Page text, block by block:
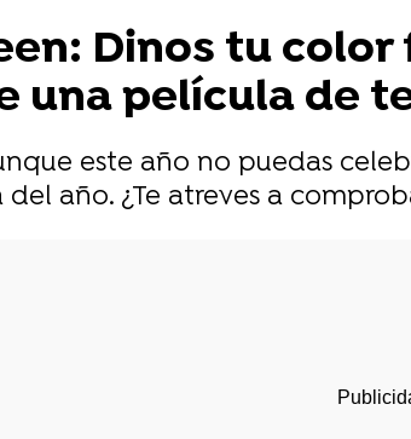
Dinos tu
una película de
este año no puedas
año. ¿Te atreves a